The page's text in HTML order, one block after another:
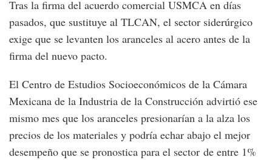
Tras la firma del acuerdo comercial USMCA en días
pasados, que sustituye al TLCAN, el sector siderúrgico
exige que se levanten los aranceles al acero antes de la
firma del nuevo pacto.
El Centro de Estudios Socioeconómicos de la Cámara
Mexicana de la Industria de la Construcción advirtió ese
mismo mes que los aranceles presionarían a la alza los
precios de los materiales y podría echar abajo el mejor
desempeño que se pronostica para el sector de entre 1%